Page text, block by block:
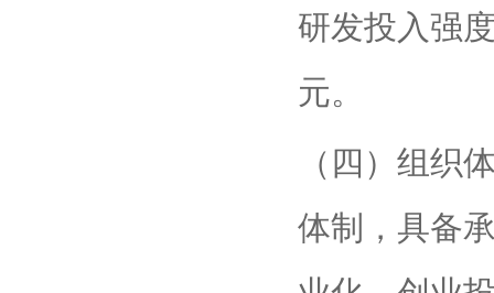
研发投入强
元。
（四）组织
体制，具备